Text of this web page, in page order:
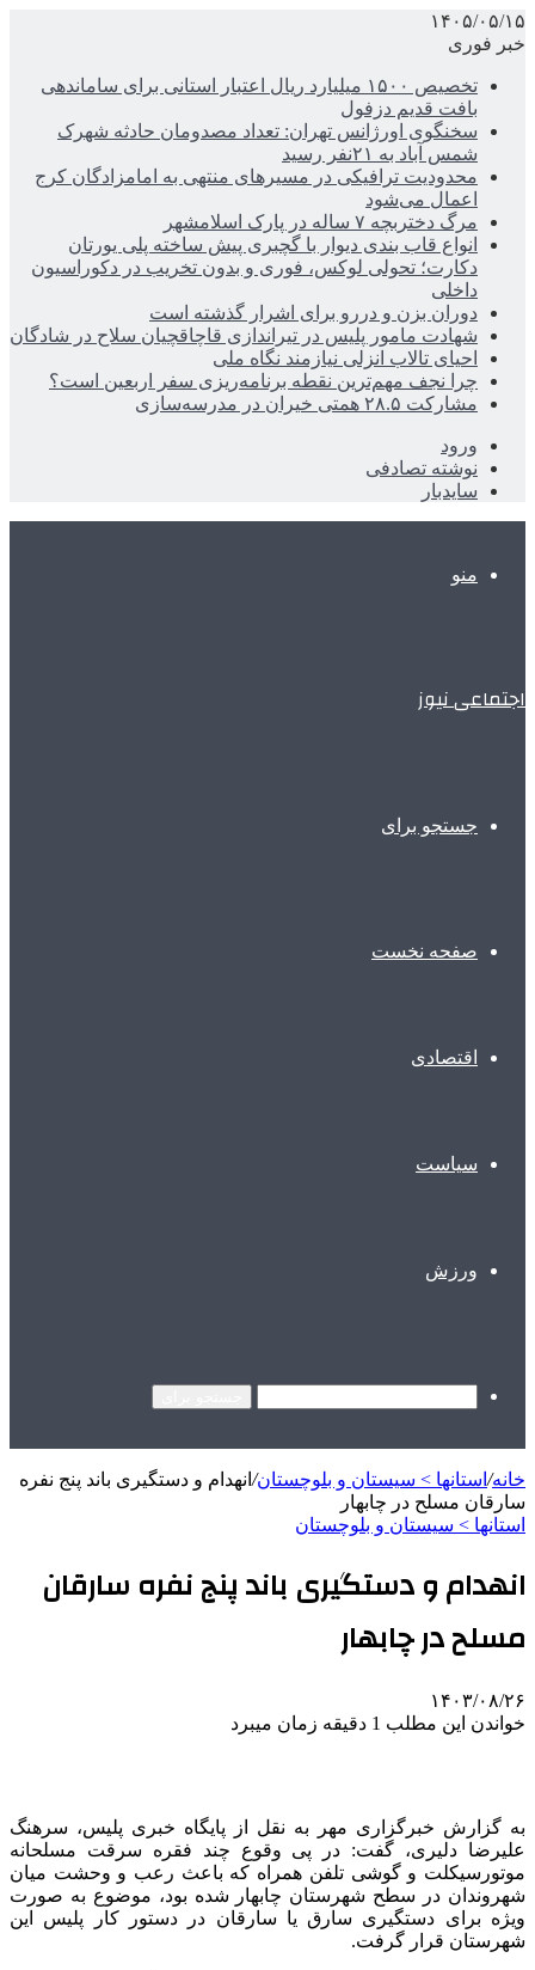
۱۴۰۵/۰۵/۱۵
خبر فوری
تخصیص ۱۵۰۰ میلیارد ریال اعتبار استانی برای ساماندهی
بافت قدیم دزفول
سخنگوی اورژانس تهران: تعداد مصدومان حادثه شهرک
شمس آباد به ۲۱نفر رسید
محدودیت ترافیکی در مسیرهای منتهی به امامزادگان کرج
اعمال می‌شود
مرگ دختربچه ۷ ساله در پارک اسلامشهر
انواع قاب بندی دیوار با گچبری پیش ساخته پلی یورتان
دکارت؛ تحولی لوکس، فوری و بدون تخریب در دکوراسیون
داخلی
دوران بزن و دررو برای اشرار گذشته است
شهادت مامور پلیس در تیراندازی قاچاقچیان سلاح در شادگان
احیای تالاب انزلی نیازمند نگاه ملی
چرا نجف مهم‌ترین نقطه برنامه‌ریزی سفر اربعین است؟
مشارکت ۲۸.۵ همتی خیران در مدرسه‌سازی
ورود
نوشته تصادفی
سایدبار
منو
اجتماعی نیوز
جستجو برای
صفحه نخست
اقتصادی
سیاست
ورزش
خانه/ استانها > سیستان و بلوچستان/ انهدام و دستگیری باند پنج نفره
سارقان مسلح در چابهار
استانها > سیستان و بلوچستان
انهدام و دستگیری باند پنج نفره سارقان
مسلح در چابهار
۱۴۰۳/۰۸/۲۶
خواندن این مطلب 1 دقیقه زمان میبرد
به گزارش خبرگزاری مهر به نقل از پایگاه خبری پلیس، سرهنگ
علیرضا دلیری، گفت: در پی وقوع چند فقره سرقت مسلحانه
موتورسیکلت و گوشی تلفن همراه که باعث رعب و وحشت میان
شهروندان در سطح شهرستان چابهار شده بود، موضوع به صورت
ویژه برای دستگیری سارق یا سارقان در دستور کار پلیس این
شهرستان قرار گرفت.